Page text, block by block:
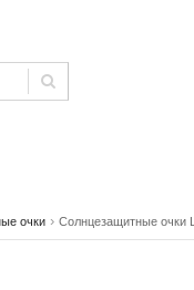
Джинсы и
штаны и шорты
очки › Солнцезащитные очки